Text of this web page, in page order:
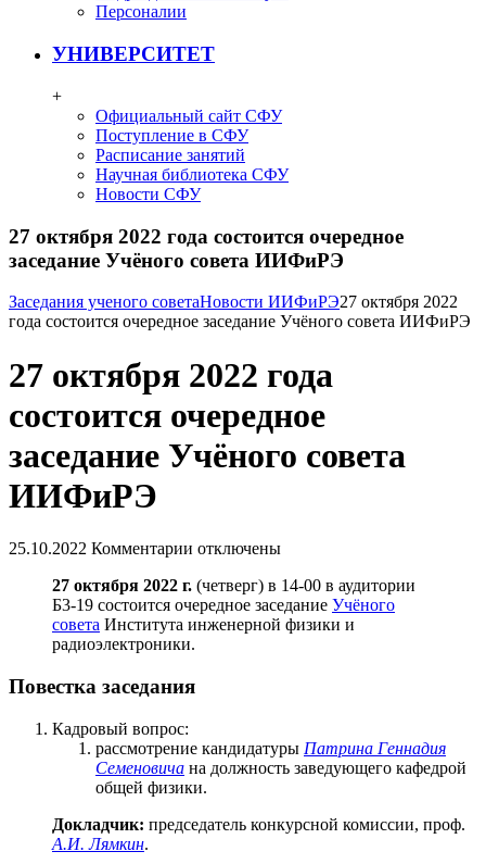
Персоналии
УНИВЕРСИТЕТ
+
Официальный сайт СФУ
Поступление в СФУ
Расписание занятий
Научная библиотека СФУ
Новости СФУ
27 октября 2022 года состоится очередное
заседание Учёного совета ИИФиРЭ
Заседания ученого советаНовости ИИФиРЭ27 октября 2022
года состоится очередное заседание Учёного совета ИИФиРЭ
27 октября 2022 года
состоится очередное
заседание Учёного совета
ИИФиРЭ
25.10.2022 Комментарии отключены
27 октября 2022 г. (четверг) в 14-00 в аудитории
Б3-19 состоится очередное заседание Учёного
совета Института инженерной физики и
радиоэлектроники.
Повестка заседания
Кадровый вопрос:
рассмотрение кандидатуры Патрина Геннадия
Семеновича на должность заведующего кафедрой
общей физики.
Докладчик: председатель конкурсной комиссии, проф.
А.И. Лямкин.